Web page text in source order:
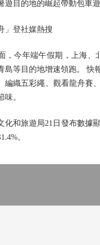
的地的崛起帶動包車遊
登社媒熱搜
今年端午假期，上海、北
島等目的地增速領跑。 快
編織五彩繩、觀看龍舟賽
味。
旅遊局21日發布數據顯
。